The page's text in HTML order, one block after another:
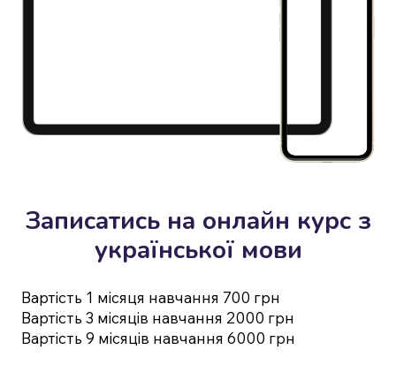
Записатись на онлайн курс з
української мови
Вартість 1 місяця навчання 700 грн
Вартість 3 місяців навчання 2000 грн
Вартість 9 місяців навчання 6000 грн